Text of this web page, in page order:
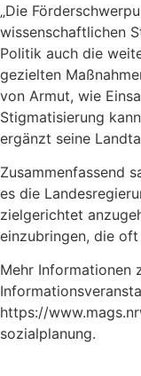
„Die
wissenschaftlichen
Politik auch die
gezielten
von Armut, wie
Stigmatisierung
ergänzt seine
Zusammenfassend
es die
zielgerichtet
einzubringen, die
Mehr Informationen
https://
sozialplanung.